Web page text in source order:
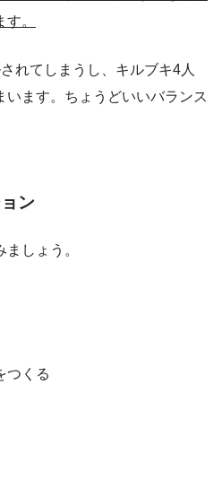
。
れてしまうし、キルブキ4人
います。ちょうどいいバランス
ン
ましょう。
つくる